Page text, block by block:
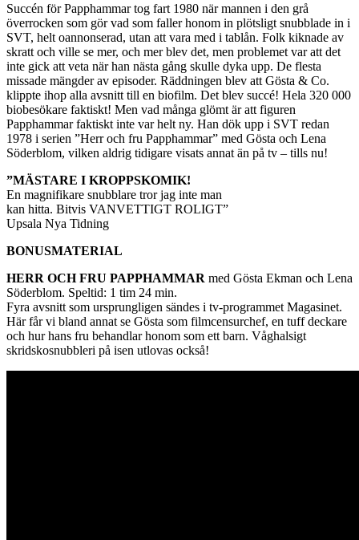
Succén för Papphammar tog fart 1980 när mannen i den grå
överrocken som gör vad som faller honom in plötsligt snubblade in i
SVT, helt oannonserad, utan att vara med i tablån. Folk kiknade av
skratt och ville se mer, och mer blev det, men problemet var att det
inte gick att veta när han nästa gång skulle dyka upp. De flesta
missade mängder av episoder. Räddningen blev att Gösta & Co.
klippte ihop alla avsnitt till en biofilm. Det blev succé! Hela 320 000
biobesökare faktiskt! Men vad många glömt är att figuren
Papphammar faktiskt inte var helt ny. Han dök upp i SVT redan
1978 i serien ”Herr och fru Papphammar” med Gösta och Lena
Söderblom, vilken aldrig tidigare visats annat än på tv – tills nu!
”MÄSTARE I KROPPSKOMIK!
En magnifikare snubblare tror jag inte man
kan hitta. Bitvis VANVETTIGT ROLIGT”
Upsala Nya Tidning
BONUSMATERIAL
HERR OCH FRU PAPPHAMMAR med Gösta Ekman och Lena
Söderblom. Speltid: 1 tim 24 min.
Fyra avsnitt som ursprungligen sändes i tv-programmet Magasinet.
Här får vi bland annat se Gösta som filmcensurchef, en tuff deckare
och hur hans fru behandlar honom som ett barn. Våghalsigt
skridskosnubbleri på isen utlovas också!